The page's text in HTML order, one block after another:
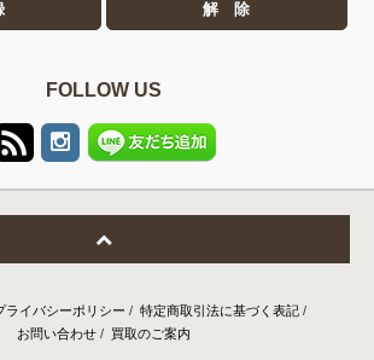
FOLLOW US
ライバシーポリシー / 特定商取引法に基づく表記/
お問い合わせ / 買取のご案内